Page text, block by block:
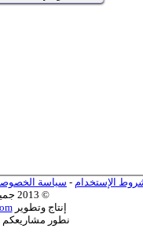
الإستخدام - سياسة
© 2013 جميع الحقوق محفوظة
إنتاج وتطوير
نطور مشاريعكم